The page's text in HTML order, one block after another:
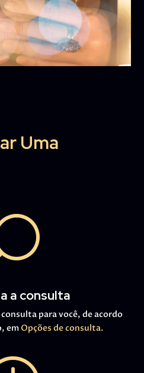
Uma
a consulta
para você, de acordo
em Opções de consulta.